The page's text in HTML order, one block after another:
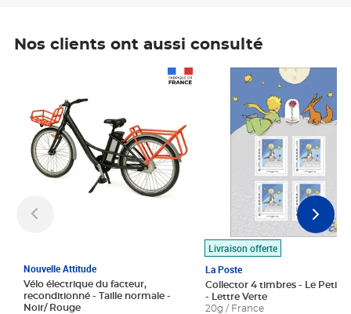
Nos clients ont aussi consulté
Nouvelle Attitude
Vélo électrique du facteur,
reconditionné - Taille normale -
Noir/ Rouge
Livraison offerte
La Poste
Collector 4 timbres - Le Petit
- Lettre Verte
20g / France
Prix 7,50€